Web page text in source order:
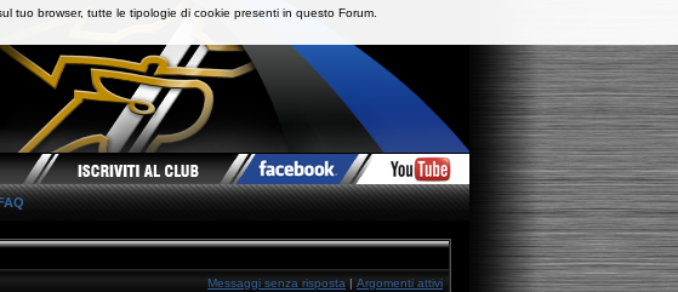
Messaggi senza risposta | Argomenti attivi
tuo browser, tutte le tipologie di cookie presenti in questo Forum.